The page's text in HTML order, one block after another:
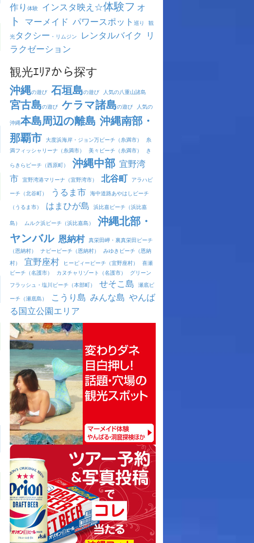
作り 体験 インスタ映え☆体験フォ
ト
マーメイド パワースポット 巡り 観
光タクシー ・リムジン レンタルバイク
リ
ラクゼーション
観光ｴﾘｱから探す
沖縄の遊び 石垣島の遊び 人気の八重山諸島
宮古島の遊び ケラマ諸島の遊び 人気の
沖縄本島周辺の離島 沖縄南部・
那覇市
大度浜海岸・ジョン万ビーチ（糸満市）
糸
満フィッシャリーナ（糸満市）
美々ビーチ（糸満市） き
らきらビーチ（西原町） 沖縄中部 宜野湾
市
宜野湾港マリーナ（宜野湾市） 北谷町 アラハビ
ーチ（北谷町） うるま市 海中道路あやはしビーチ
（うるま市） はまひが島 浜比嘉ビーチ（浜比嘉
島） ムルク浜ビーチ（浜比嘉島）
沖縄北部・
ヤンバル 恩納村
真栄田岬・裏真栄田ビーチ
（恩納村）
ナビービーチ（恩納村） みゆきビーチ（恩納
村） 宜野座村 ヒーピィービーチ（宜野座村）
喜瀬
ビーチ（名護市）
カヌチャリゾート（名護市） グリーン
フラッシュ・塩川ビーチ（本部町） せそこ島 瀬底ビ
ーチ（瀬底島） こうり島 みんな島 やんば
る国立公園エリア